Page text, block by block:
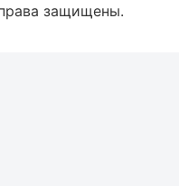
защищены.